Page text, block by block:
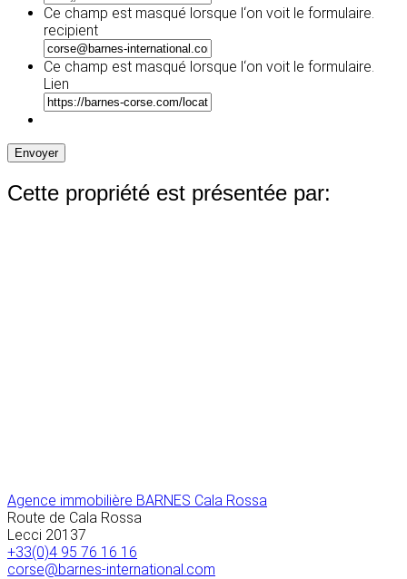
slash
slash
AAAA
Ce champ est masqué lorsque l‘on voit le formulaire.
recipient
Ce champ est masqué lorsque l‘on voit le formulaire.
Lien
Envoyer
Cette propriété est présentée par:
Agence immobilière BARNES Cala Rossa
Route de Cala Rossa
Lecci 20137
+33(0)4 95 76 16 16
corse@barnes-international.com